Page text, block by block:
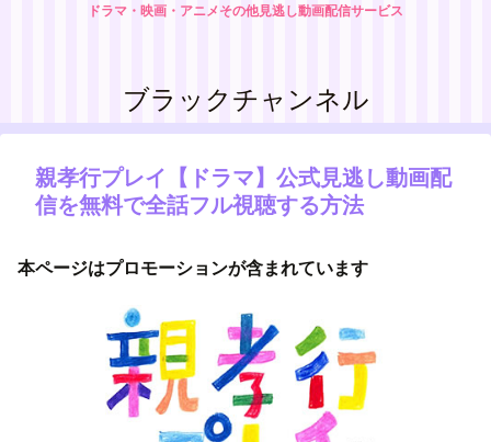
ドラマ・映画・アニメその他見逃し動画配信サービス
ブラックチャンネル
親孝行プレイ【ドラマ】公式見逃し動画配
信を無料で全話フル視聴する方法
本ページはプロモーションが含まれています